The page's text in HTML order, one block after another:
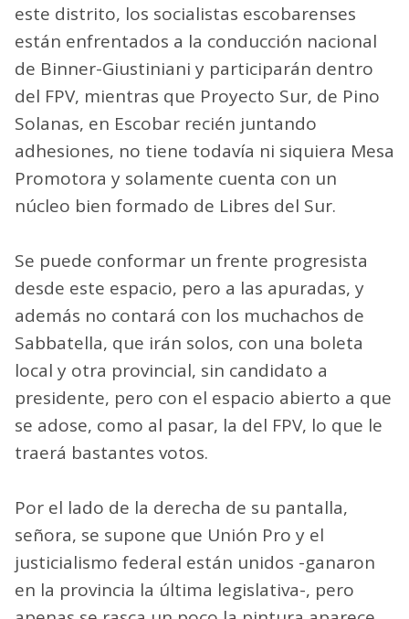
este distrito, los socialistas escobarenses
están enfrentados a la conducción nacional
de Binner-Giustiniani y participarán dentro
del FPV, mientras que Proyecto Sur, de Pino
Solanas, en Escobar recién juntando
adhesiones, no tiene todavía ni siquiera Mesa
Promotora y solamente cuenta con un
núcleo bien formado de Libres del Sur.
Se puede conformar un frente progresista
desde este espacio, pero a las apuradas, y
además no contará con los muchachos de
Sabbatella, que irán solos, con una boleta
local y otra provincial, sin candidato a
presidente, pero con el espacio abierto a que
se adose, como al pasar, la del FPV, lo que le
traerá bastantes votos.
Por el lado de la derecha de su pantalla,
señora, se supone que Unión Pro y el
justicialismo federal están unidos -ganaron
en la provincia la última legislativa-, pero